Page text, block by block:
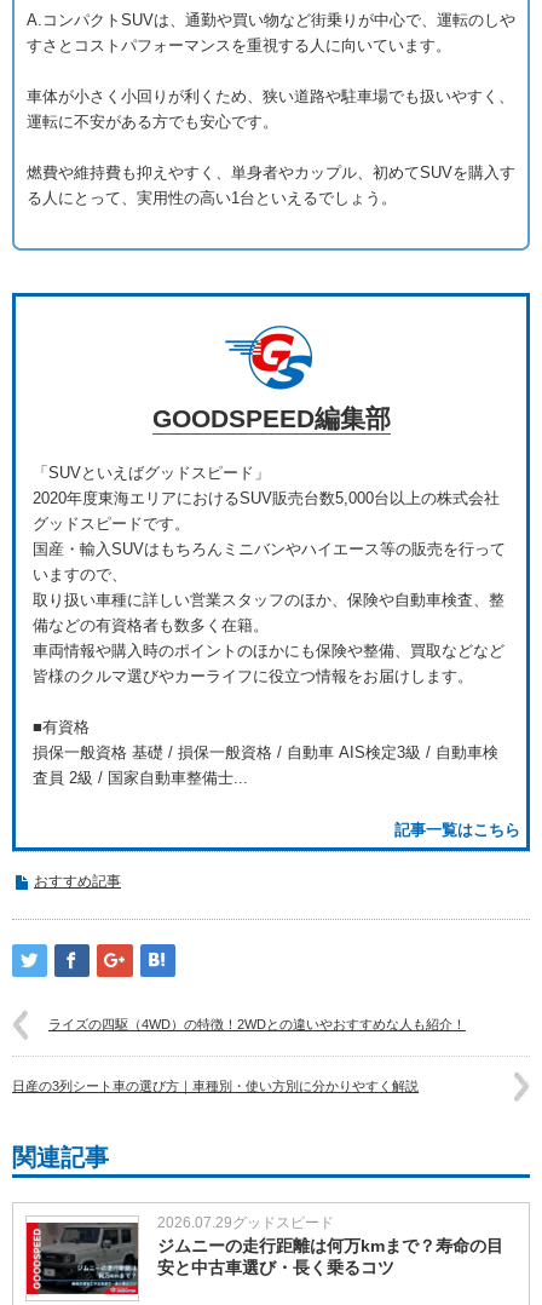
A.コンパクトSUVは、通勤や買い物など街乗りが中心で、運転のしや
すさとコストパフォーマンスを重視する人に向いています。
車体が小さく小回りが利くため、狭い道路や駐車場でも扱いやすく、
運転に不安がある方でも安心です。
燃費や維持費も抑えやすく、単身者やカップル、初めてSUVを購入す
る人にとって、実用性の高い1台といえるでしょう。
GOODSPEED編集部
「SUVといえばグッドスピード」
2020年度東海エリアにおけるSUV販売台数5,000台以上の株式会社
グッドスピードです。
国産・輸入SUVはもちろんミニバンやハイエース等の販売を行って
いますので、
取り扱い車種に詳しい営業スタッフのほか、保険や自動車検査、整
備などの有資格者も数多く在籍。
車両情報や購入時のポイントのほかにも保険や整備、買取などなど
皆様のクルマ選びやカーライフに役立つ情報をお届けします。
■有資格
損保一般資格 基礎 / 損保一般資格 / 自動車 AIS検定3級 / 自動車検
査員 2級 / 国家自動車整備士...
記事一覧はこちら
おすすめ記事
ライズの四駆（4WD）の特徴！2WDとの違いやおすすめな人も紹介！
日産の3列シート車の選び方｜車種別・使い方別に分かりやすく解説
関連記事
2026.07.29グッドスピード
ジムニーの走行距離は何万kmまで？寿命の目
安と中古車選び・長く乗るコツ